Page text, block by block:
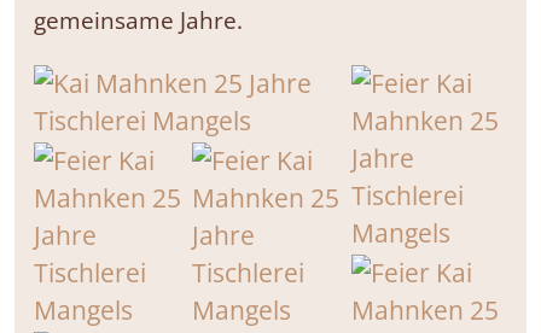
gemeinsame Jahre.